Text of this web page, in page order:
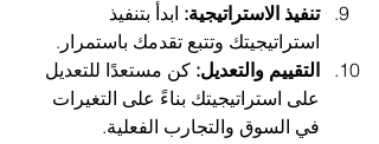
تنفيذ الاستراتيجية: ابدأ بتنفيذ
استراتيجيتك وتتبع تقدمك باستمرار.
التقييم والتعديل: كن مستعدًا للتعديل
على استراتيجيتك بناءً على التغيرات
في السوق والتجارب الفعلية.